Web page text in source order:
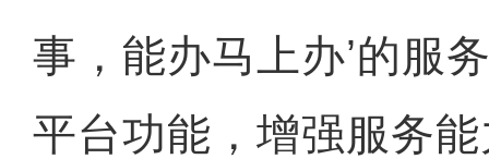
事，能办马上办’的服
平台功能，增强服务能